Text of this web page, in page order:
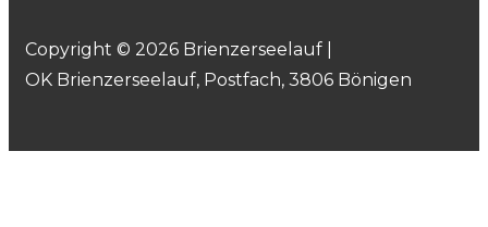
Copyright © 2026 Brienzerseelauf |
OK Brienzerseelauf, Postfach, 3806 Bönigen